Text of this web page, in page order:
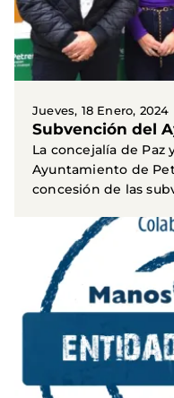
Jueves, 18 Enero, 2024
Subvención del
La concejalía de Paz
Ayuntamiento de
concesión de las